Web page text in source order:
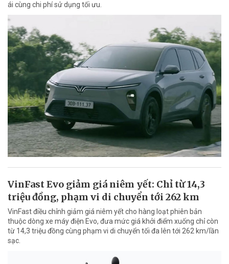
ái cùng chi phí sử dụng tối ưu.
VinFast Evo giảm giá niêm yết: Chỉ từ 14,3
triệu đồng, phạm vi di chuyển tới 262 km
VinFast điều chỉnh giảm giá niêm yết cho hàng loạt phiên bản
thuộc dòng xe máy điện Evo, đưa mức giá khởi điểm xuống chỉ còn
từ 14,3 triệu đồng cùng phạm vi di chuyển tối đa lên tới 262 km/lần
sạc.